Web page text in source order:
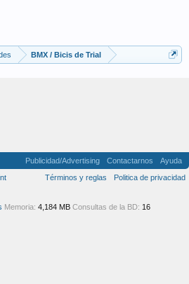
BMX / Bicis de Trial
Publicidad/Advertising Contactarnos
Ayuda
Términos y reglas
Politica de privacidad
Memoria: 4,184 MB Consultas de la BD: 16